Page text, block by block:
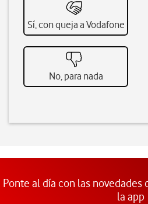
Sí, con queja a Vodafone
No, para nada
Ponte al día con las
la app